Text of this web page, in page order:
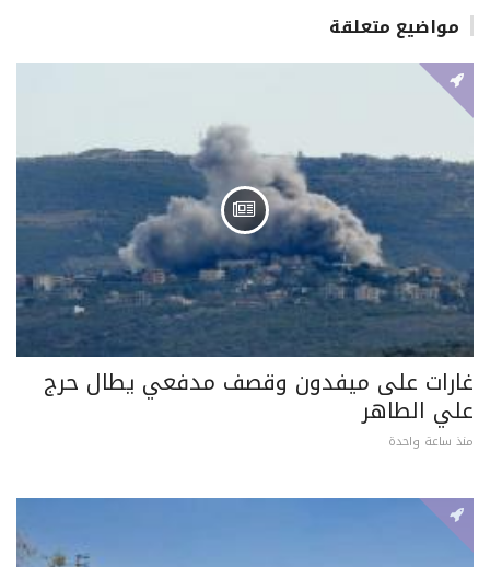
مواضيع متعلقة
غارات على ميفدون وقصف مدفعي يطال حرج
علي الطاهر
منذ ساعة واحدة